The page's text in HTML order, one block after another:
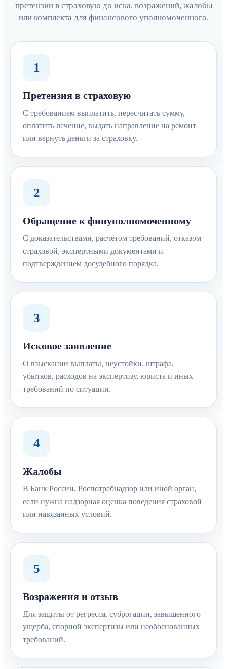
претензии в страховую до иска, возражений, жалобы
или комплекта для финансового уполномоченного.
1
Претензия в страховую
С требованием выплатить, пересчитать сумму,
оплатить лечение, выдать направление на ремонт
или вернуть деньги за страховку.
2
Обращение к финуполномоченному
С доказательствами, расчётом требований, отказом
страховой, экспертными документами и
подтверждением досудебного порядка.
3
Исковое заявление
О взыскании выплаты, неустойки, штрафа,
убытков, расходов на экспертизу, юриста и иных
требований по ситуации.
4
Жалобы
В Банк России, Роспотребнадзор или иной орган,
если нужна надзорная оценка поведения страховой
или навязанных условий.
5
Возражения и отзыв
Для защиты от регресса, суброгации, завышенного
ущерба, спорной экспертизы или необоснованных
требований.